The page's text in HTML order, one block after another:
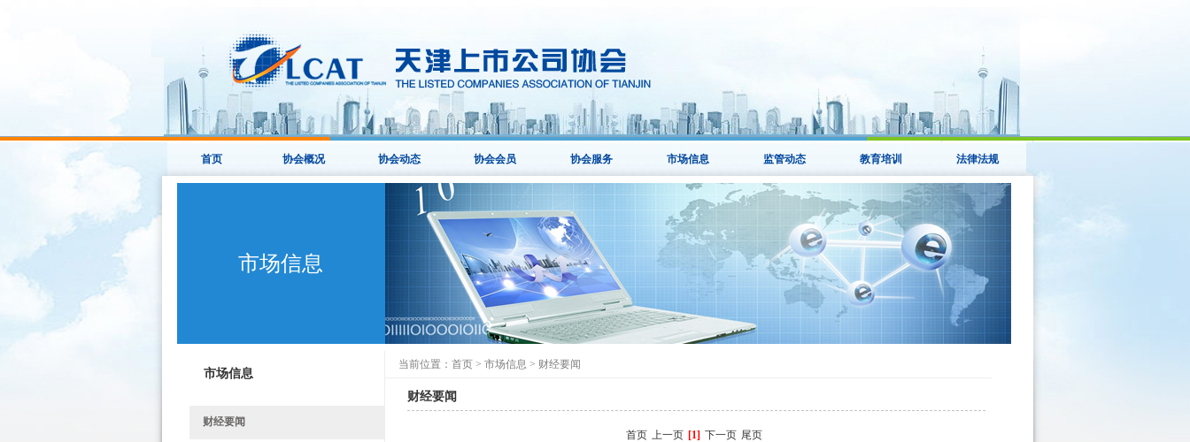
首页 协会概况 协会动态 协会会员 协会服务 市场信息 监管动态 教育培训 法律法规
市场信息
市场信息
财经要闻
当前位置： 首页> 市场信息 > 财经要闻
财经要闻
首页 上一页 [1] 下一页 尾页